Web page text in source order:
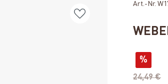
Art.-Nr.
%
24,49 €